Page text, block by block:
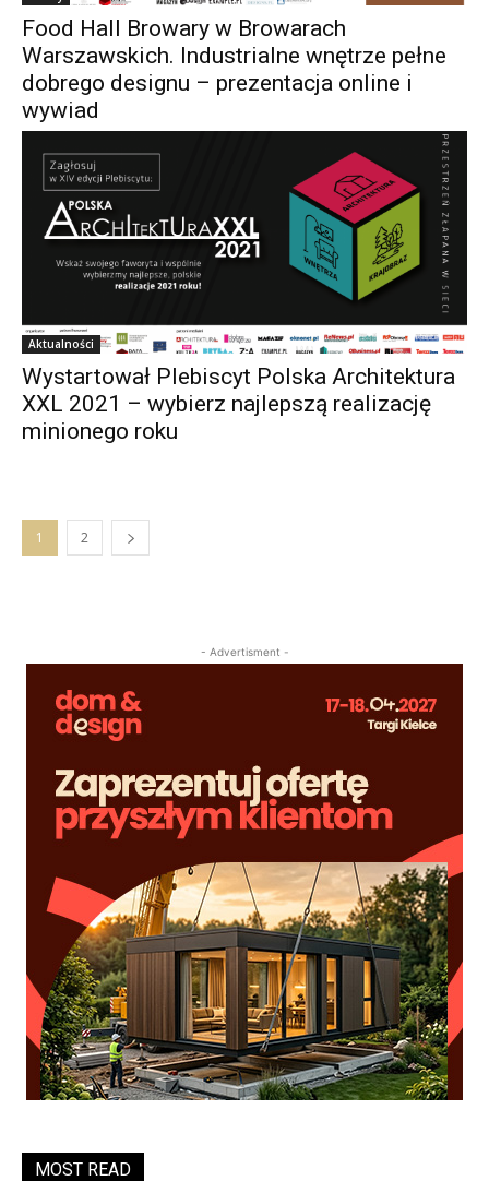
Food Hall Browary w Browarach
Warszawskich. Industrialne wnętrze pełne
dobrego designu – prezentacja online i
wywiad
Aktualności
Wystartował Plebiscyt Polska Architektura
XXL 2021 – wybierz najlepszą realizację
minionego roku
1 2
- Advertisment -
MOST READ